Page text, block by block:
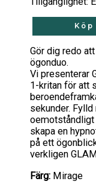
Köp
Gör dig redo
ögonduo.
Vi presenterar
1-kritan för att
sekunder.
skapa en
på ett
verkligen
Färg:Mirage